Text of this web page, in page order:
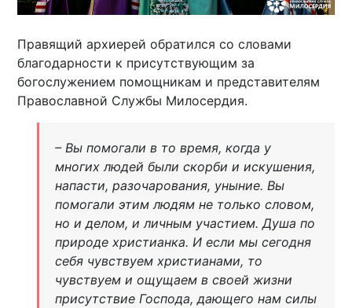
Правящий архиерей обратился со словами
благодарности к присутствующим за
богослужением помощникам и представителям
Православной Службы Милосердия.
– Вы помогали в то время, когда у
многих людей были скорби и искушения,
напасти, разочарования, уныние. Вы
помогали этим людям не только словом,
но и делом, и личным участием. Душа по
природе христианка. И если мы сегодня
себя чувствуем христианами, то
чувствуем и ощущаем в своей жизни
присутствие Господа, дающего нам силы